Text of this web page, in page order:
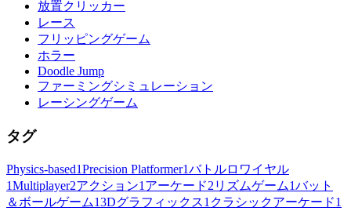
放置クリッカー
レース
フリッピングゲーム
ホラー
Doodle Jump
ファーミングシミュレーション
レーシングゲーム
タグ
Physics-based1Precision Platformer1バトルロワイヤル
1Multiplayer2アクション1 アーケード2 リズムゲーム1バット
＆ボールゲーム13Dグラフィックス1 クラシックアーケード1